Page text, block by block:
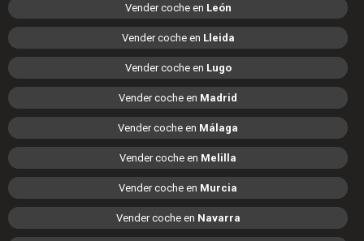
Vender coche en León
Vender coche en Lleida
Vender coche en Lugo
Vender coche en Madrid
Vender coche en Málaga
Vender coche en Melilla
Vender coche en Murcia
Vender coche en Navarra